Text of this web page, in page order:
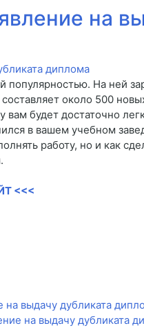
на
популярностью. На ней
около 500
будет достаточно
в вашем учебном
работу, но и как
<<<
на выдачу дубликата
на выдачу дубликата